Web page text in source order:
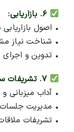
• اصول
• شناخت نیاز
• تدوین و اجرای
• آداب میزبانی و
• مدیریت
• تشریفات